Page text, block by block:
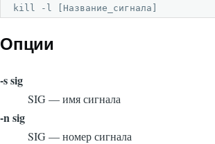
kill -l [Название_сигнала]
Опции
-s sig
SIG — имя сигнала
-n sig
SIG — номер сигнала